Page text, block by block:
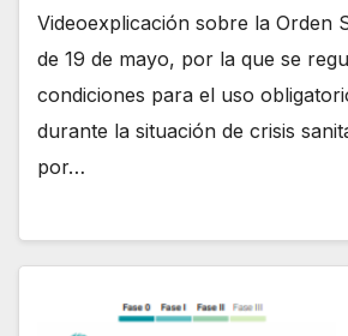
Videoexplicación sobre la Orden
de 19 de mayo, por la que se
condiciones para el uso
durante la situación de crisis
por…